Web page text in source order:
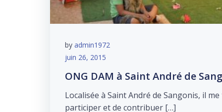
by admin1972
juin 26, 2015
ONG DAM à Saint André de
Localisée à Saint André de Sangonis, il
participer et de contribuer […]